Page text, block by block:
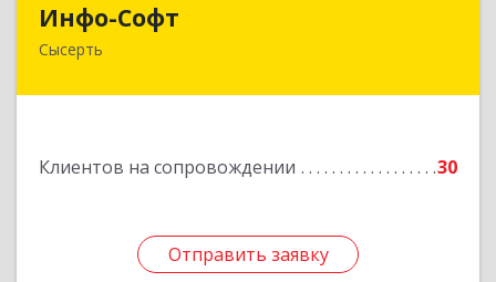
Инфо-Софт
Сысерть
Клиентов на сопровождении 30
Отправить заявку
624021, Свердловская обл, Сысерть г, Коммуны
Отправить заявку